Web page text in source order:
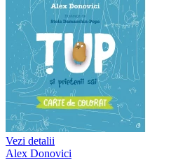
Vezi detalii
Alex Donovici